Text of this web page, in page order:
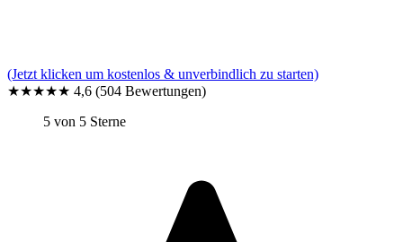
(Jetzt klicken um kostenlos & unverbindlich zu starten)
★★★★★ 4,6 (504 Bewertungen)
5 von 5 Sterne